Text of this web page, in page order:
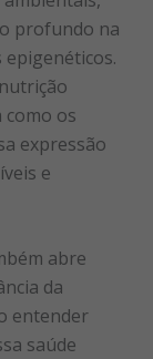
profundo na
como os
expressão
e
abre
da
entender
saúde